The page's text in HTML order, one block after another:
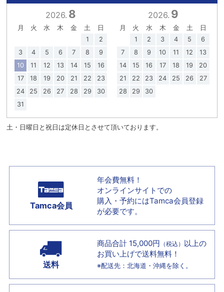
2026. 8
月 火 水 木 金 土
日
1
2
3
4 5 6 7 8
9
10
11 12 13 14 15
16
17
18 19 20 21 22
23
24
25 26 27 28 29
30
31
2026. 9
月 火 水 木 金 土
日
1
2 3 4 5
6
7
8 9 10 11 12
13
14
15 16 17 18 19
20
21
22 23 24 25 26
27
28
29 30
土・日曜日と祝日は定休日とさせて頂いております。
Tamca会員
年会費無料！
オンラインサイトでの
購入・予約にはTamca会員登録
が必要です。
送料
商品合計 15,000円 （税込） 以上の
お買い上げで送料無料！
※配送先：北海道・沖縄を除く。